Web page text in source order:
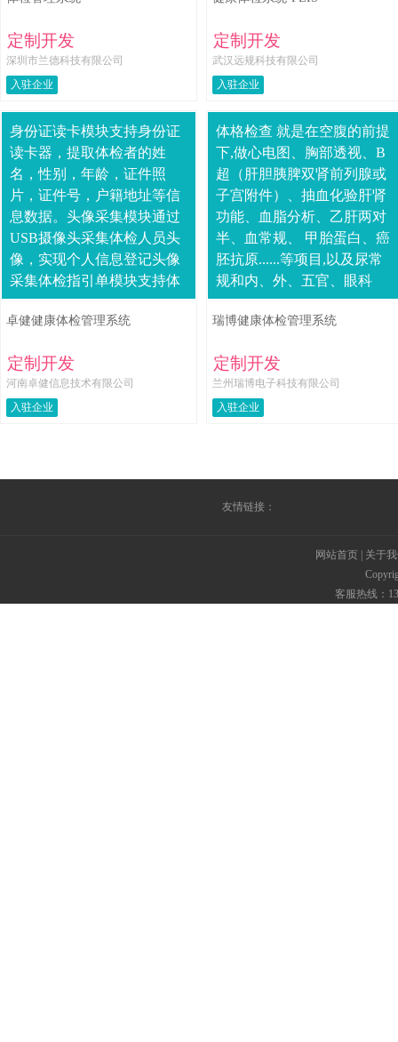
科....
定制开发
深圳市兰德科技有限公司
入驻企业
定制开发
武汉远规科技有限公司
入驻企业
身份证读卡模块支持身份证
读卡器，提取体检者的姓
名，性别，年龄，证件照
片，证件号，户籍地址等信
息数据。头像采集模块通过
USB摄像头采集体检人员头
像，实现个人信息登记头像
采集体检指引单模块支持体
检者个人基本信息，体检项
目信息，体检注意事项，医
卓健健康体检管理系统
定制开发
河南卓健信息技术有限公司
入驻企业
体格检查 就是在空腹的前提
下,做心电图、胸部透视、B
超（肝胆胰脾双肾前列腺或
子宫附件）、抽血化验肝肾
功能、血脂分析、乙肝两对
半、血常规、 甲胎蛋白、癌
胚抗原......等项目,以及尿常
规和内、外、五官、眼科
等，当然也可以根据具体情
况再选做其它项目。健康体
瑞博健康体检管理系统
定制开发
兰州瑞博电子科技有限公司
入驻企业
友情链接：
网站首页
关于
客服热线：